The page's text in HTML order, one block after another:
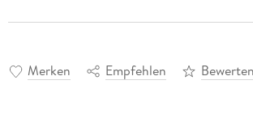
Merken Empfehlen Bewerten